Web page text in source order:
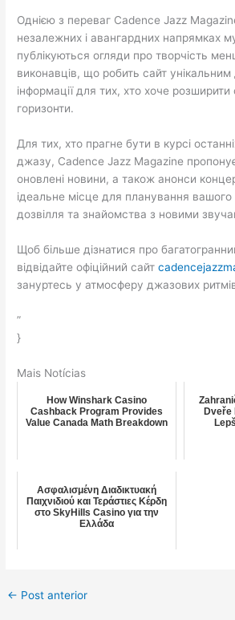
Однією з переваг Cadence Jazz
незалежних і авангардних напрямках
публікуються огляди про творчість
виконавців, що робить сайт
інформації для тих, хто хоче розширити
горизонти.
Для тих, хто прагне бути в курсі
джазу, Cadence Jazz Magazine
оновлені новини, а також анонси
ідеальне місце для планування вашого
дозвілля та знайомства з новими
Щоб більше дізнатися про
відвідайте офіційний сайт
зануртесь у атмосферу джазових ритмів
”
}
Mais Notícias
How Winshark Casino
Cashback Program Provides
Value Canada Math Breakdown
Dveře
Ασφαλισμένη Διαδικτυακή
Παιχνιδιού και Τεράστιες Κέρδη
στο SkyHills Casino για την
Ελλάδα
← Post anterior